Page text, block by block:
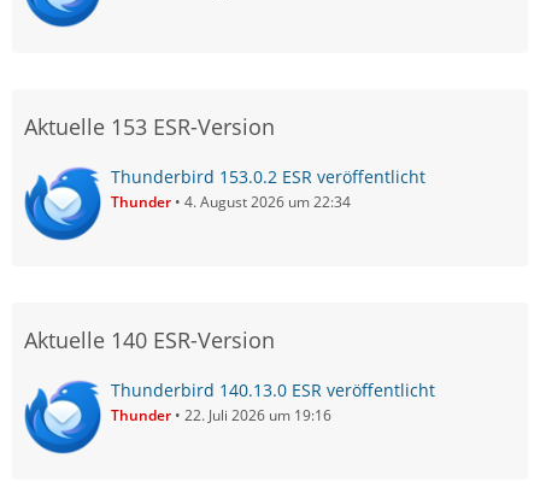
Aktuelle 153 ESR-Version
Thunderbird 153.0.2 ESR veröffentlicht
Thunder 4. August 2026 um 22:34
Aktuelle 140 ESR-Version
Thunderbird 140.13.0 ESR veröffentlicht
Thunder 22. Juli 2026 um 19:16